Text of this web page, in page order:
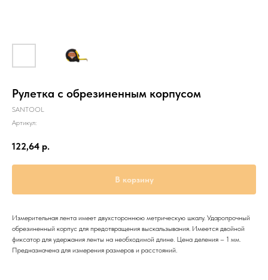
Рулетка с обрезиненным корпусом
SANTOOL
Артикул:
122,64 р.
В корзину
Измерительная лента имеет двухстороннюю метрическую шкалу. Ударопрочный
обрезиненный корпус для предотвращения выскальзывания. Имеется двойной
фиксатор для удержания ленты на необходимой длине. Цена деления – 1 мм.
Предназначена для измерения размеров и расстояний.